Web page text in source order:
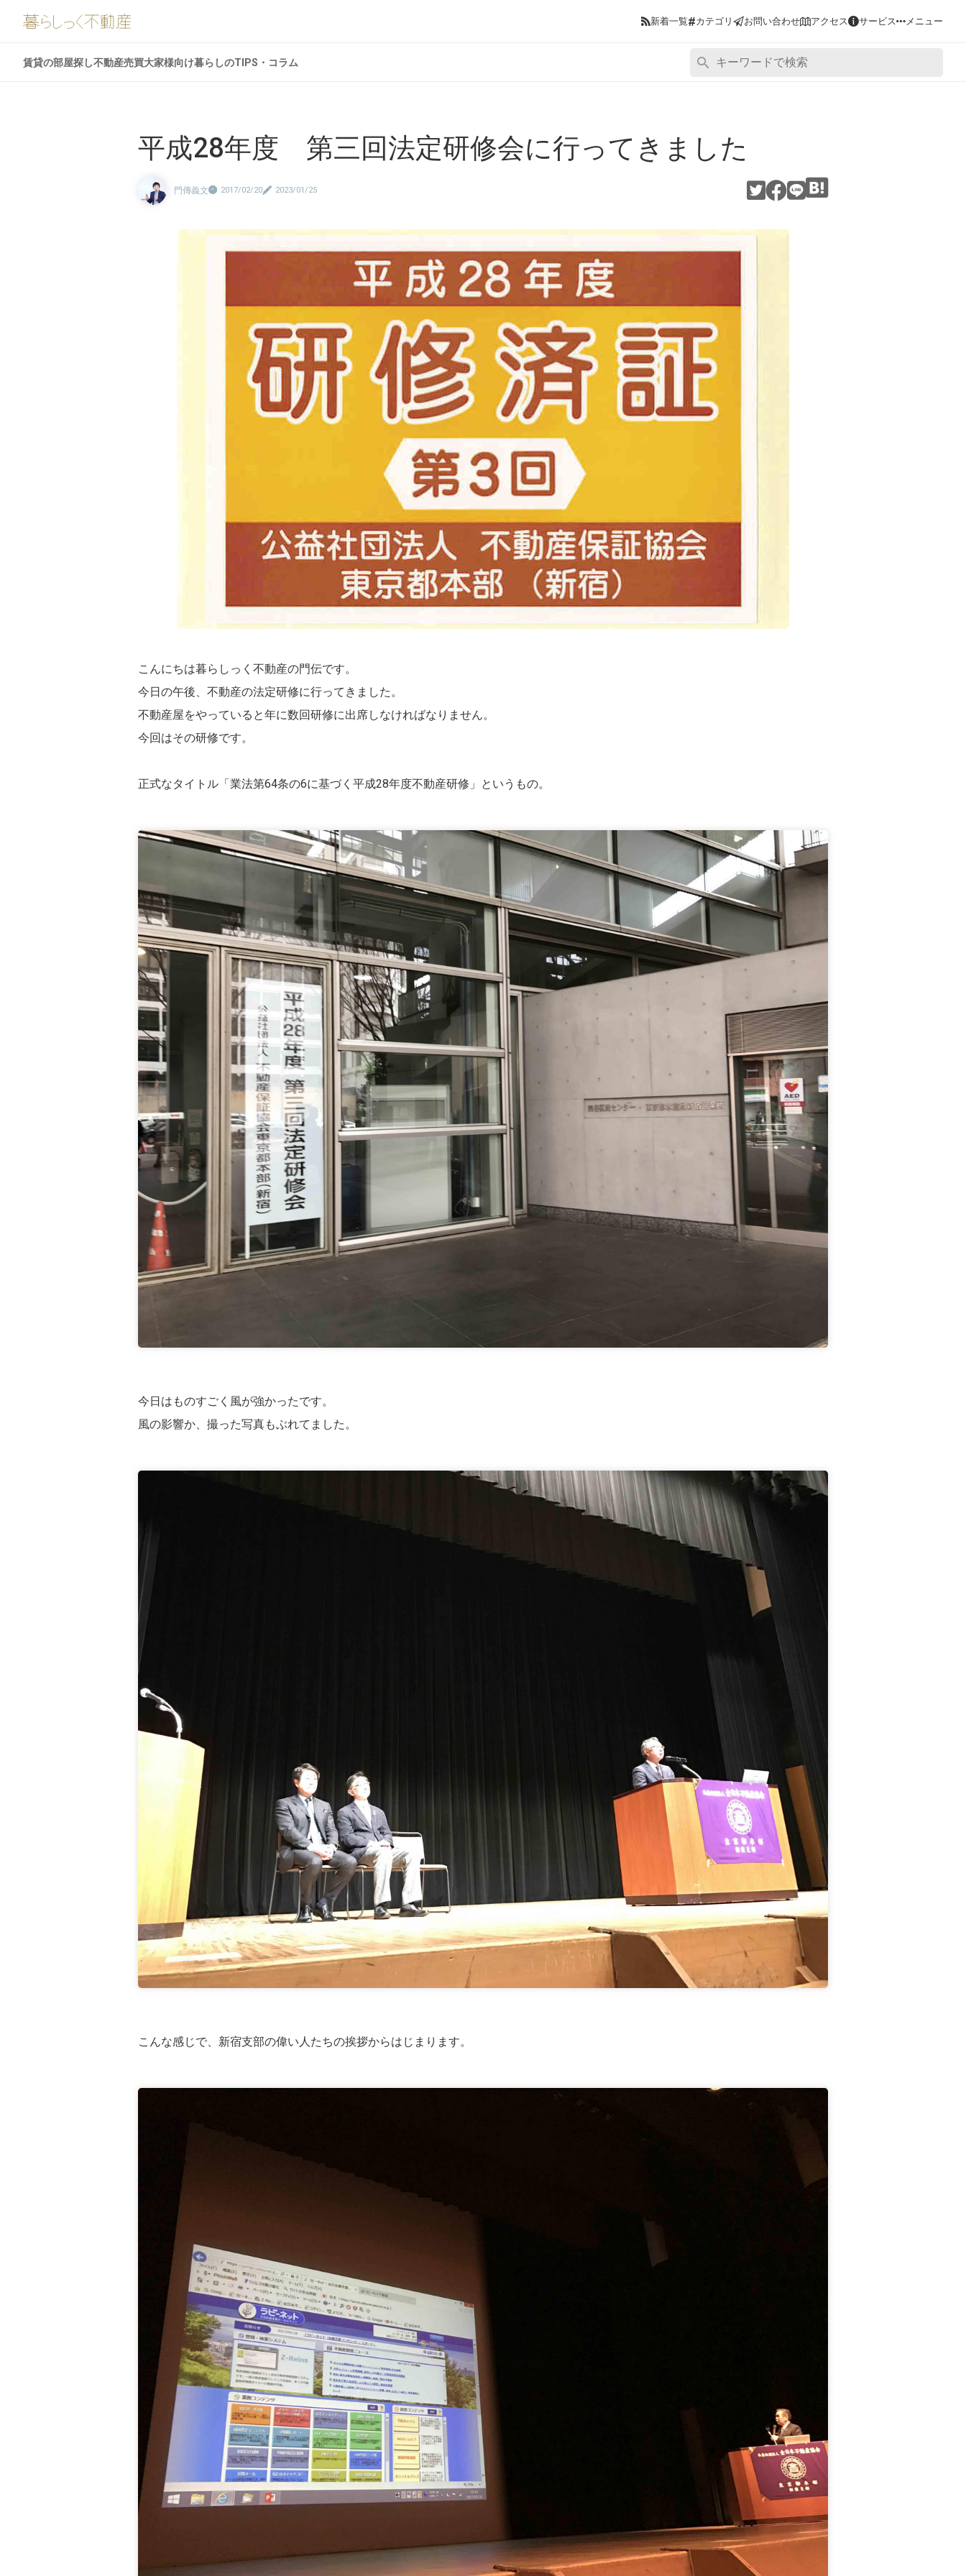
新着一覧#カテゴリ お問い合わせ アクセス サービス メニュー
賃貸の部屋探し不動産売買大家様向け暮らしのTIPS・コラム
平成28年度 第三回法定研修会に行ってきました
門傳義文 2017/02/20 2023/01/25
こんにちは暮らしっく不動産の門伝です。
今日の午後、不動産の法定研修に行ってきました。
不動産屋をやっていると年に数回研修に出席しなければなりません。
今回はその研修です。
正式なタイトル「業法第64条の6に基づく平成28年度不動産研修」というもの。
今日はものすごく風が強かったです。
風の影響か、撮った写真もぶれてました。
こんな感じで、新宿支部の偉い人たちの挨拶からはじまります。